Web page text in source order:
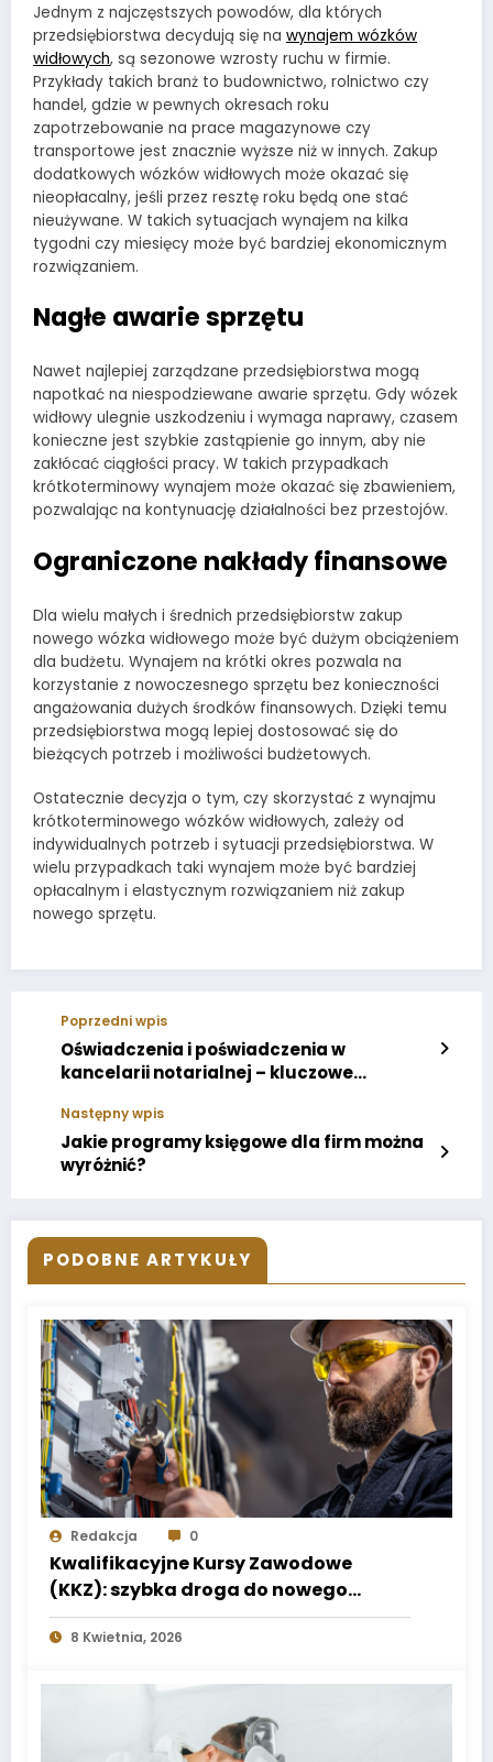
Jednym z najczęstszych powodów, dla których
przedsiębiorstwa decydują się na wynajem wózków
widłowych, są sezonowe wzrosty ruchu w firmie.
Przykłady takich branż to budownictwo, rolnictwo czy
handel, gdzie w pewnych okresach roku
zapotrzebowanie na prace magazynowe czy
transportowe jest znacznie wyższe niż w innych. Zakup
dodatkowych wózków widłowych może okazać się
nieopłacalny, jeśli przez resztę roku będą one stać
nieużywane. W takich sytuacjach wynajem na kilka
tygodni czy miesięcy może być bardziej ekonomicznym
rozwiązaniem.
Nagłe awarie sprzętu
Nawet najlepiej zarządzane przedsiębiorstwa mogą
napotkać na niespodziewane awarie sprzętu. Gdy wózek
widłowy ulegnie uszkodzeniu i wymaga naprawy, czasem
konieczne jest szybkie zastąpienie go innym, aby nie
zakłócać ciągłości pracy. W takich przypadkach
krótkoterminowy wynajem może okazać się zbawieniem,
pozwalając na kontynuację działalności bez przestojów.
Ograniczone nakłady finansowe
Dla wielu małych i średnich przedsiębiorstw zakup
nowego wózka widłowego może być dużym obciążeniem
dla budżetu. Wynajem na krótki okres pozwala na
korzystanie z nowoczesnego sprzętu bez konieczności
angażowania dużych środków finansowych. Dzięki temu
przedsiębiorstwa mogą lepiej dostosować się do
bieżących potrzeb i możliwości budżetowych.
Ostatecznie decyzja o tym, czy skorzystać z wynajmu
krótkoterminowego wózków widłowych, zależy od
indywidualnych potrzeb i sytuacji przedsiębiorstwa. W
wielu przypadkach taki wynajem może być bardziej
opłacalnym i elastycznym rozwiązaniem niż zakup
nowego sprzętu.
Poprzedni wpis
Oświadczenia i poświadczenia w
kancelarii notarialnej – kluczowe
Następny wpis
Jakie programy księgowe dla firm można
wyróżnić?
PODOBNE ARTYKUŁY
Redakcja 0
Kwalifikacyjne Kursy Zawodowe
(KKZ): szybka droga do nowego
zawodu w dowolnym wieku
8 Kwietnia, 2026